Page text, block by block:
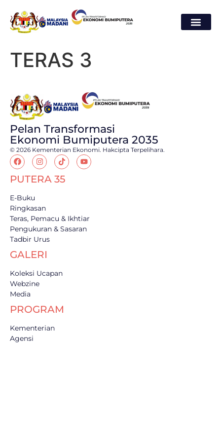
TERAS 3
Pelan Transformasi
Ekonomi Bumiputera 2035
© 2026 Kementerian Ekonomi. Hakcipta Terpelihara.
PUTERA 35
E-Buku
Ringkasan
Teras, Pemacu & Ikhtiar
Pengukuran & Sasaran
Tadbir Urus
GALERI
Koleksi Ucapan
Webzine
Media
PROGRAM
Kementerian
Agensi